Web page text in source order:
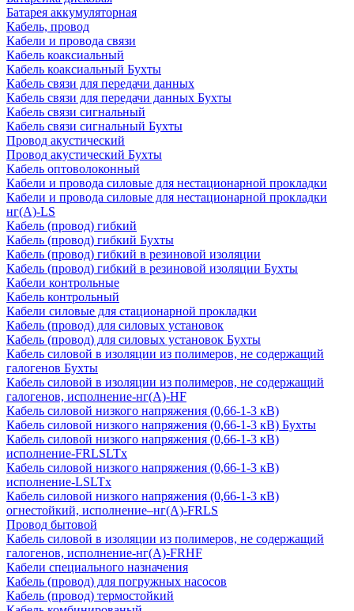
Батарея аккумуляторная
Кабель, провод
Кабели и провода связи
Кабель коаксиальный
Кабель коаксиальный Бухты
Кабель связи для передачи данных
Кабель связи для передачи данных Бухты
Кабель связи сигнальный
Кабель связи сигнальный Бухты
Провод акустический
Провод акустический Бухты
Кабель оптоволоконный
Кабели и провода силовые для нестационарной прокладки
Кабели и провода силовые для нестационарной прокладки
нг(А)-LS
Кабель (провод) гибкий
Кабель (провод) гибкий Бухты
Кабель (провод) гибкий в резиновой изоляции
Кабель (провод) гибкий в резиновой изоляции Бухты
Кабели контрольные
Кабель контрольный
Кабели силовые для стационарной прокладки
Кабель (провод) для силовых установок
Кабель (провод) для силовых установок Бухты
Кабель силовой в изоляции из полимеров, не содержащий
галогенов Бухты
Кабель силовой в изоляции из полимеров, не содержащий
галогенов, исполнение-нг(А)-HF
Кабель силовой низкого напряжения (0,66-1-3 кВ)
Кабель силовой низкого напряжения (0,66-1-3 кВ) Бухты
Кабель силовой низкого напряжения (0,66-1-3 кВ)
исполнение-FRLSLTx
Кабель силовой низкого напряжения (0,66-1-3 кВ)
исполнение-LSLTx
Кабель силовой низкого напряжения (0,66-1-3 кВ)
огнестойкий, исполнение–нг(А)-FRLS
Провод бытовой
Кабель силовой в изоляции из полимеров, не содержащий
галогенов, исполнение-нг(А)-FRHF
Кабели специального назначения
Кабель (провод) для погружных насосов
Кабель (провод) термостойкий